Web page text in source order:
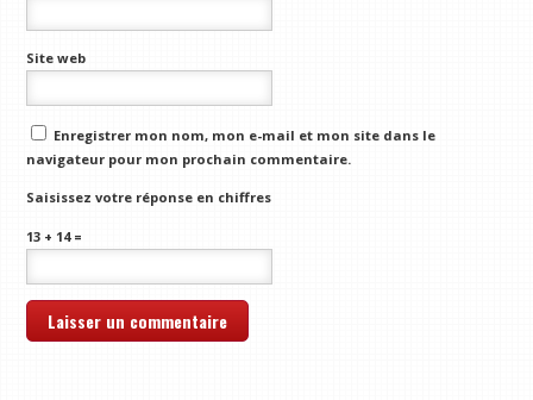
Site web
Enregistrer mon nom, mon e-mail et mon site dans le
navigateur pour mon prochain commentaire.
Saisissez votre réponse en chiffres
13 + 14 =